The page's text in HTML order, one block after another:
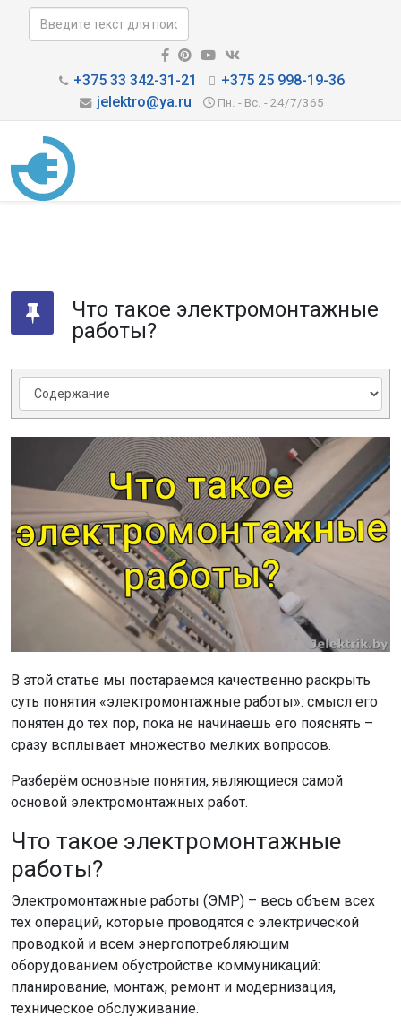
+375 33 342-31-21
+375 25 998-19-36
jelektro@ya.ru
Пн. - Вс. - 24/7/365
Что такое электромонтажные
работы?
В этой статье мы постараемся качественно раскрыть
суть понятия «электромонтажные работы»: смысл его
понятен до тех пор, пока не начинаешь его пояснять –
сразу всплывает множество мелких вопросов.
Разберём основные понятия, являющиеся самой
основой электромонтажных работ.
Что такое электромонтажные
работы?
Электромонтажные работы (ЭМР) – весь объем всех
тех операций, которые проводятся с электрической
проводкой и всем энергопотребляющим
оборудованием обустройстве коммуникаций:
планирование, монтаж, ремонт и модернизация,
техническое обслуживание.